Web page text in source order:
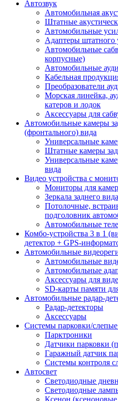
Автозвук
Автомобильная
Штатные
Автомобильные
Адаптеры штатного
Автомобильные
корпусные)
Автомобильные
Кабельная
Преобразователи
Морская линейка,
катеров и лодок
Аксессуары для
Автомобильные камеры
(фронтального) вида
Универсальные
Штатные камеры
Универсальные
вида
Видео устройства c
Мониторы для
Зеркала заднего
Потолочные,
подголовник
Автомобильные
Комбо-устройства 3 в 1
детектор + GPS-
Автомобильные
Автомобильные
Автомобильные
Аксессуары для
SD-карты памяти
Автомобильные радар-
Радар-детекторы
Аксессуары
Системы парковки/
Парктроники
Датчики парковки
Гаражный датчик
Системы контроля
Автосвет
Светодиодные
Светодиодные
Ксенон